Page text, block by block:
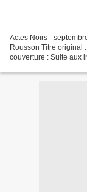
Actes Noirs -
Rousson Titre original
couverture : Suite aux